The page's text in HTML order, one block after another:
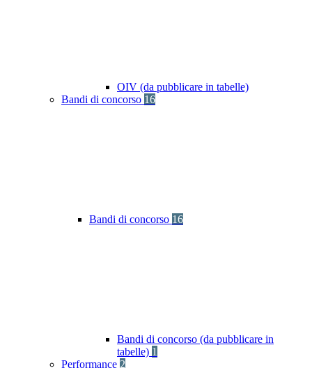
OIV (da pubblicare in tabelle)
Bandi di concorso 16
Bandi di concorso 16
Bandi di concorso (da pubblicare in
tabelle) 1
Performance 2